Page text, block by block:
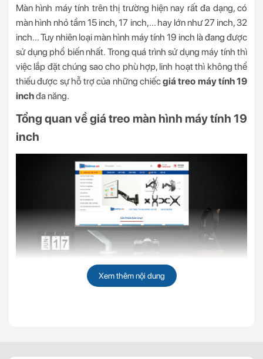
Màn hình máy tính trên thị trường hiện nay rất đa dạng, có
màn hình nhỏ tầm 15 inch, 17 inch,... hay lớn như 27 inch, 32
inch... Tuy nhiên loại màn hình máy tính 19 inch là đang được
sử dụng phổ biến nhất. Trong quá trình sử dụng máy tính thì
việc lắp đặt chúng sao cho phù hợp, linh hoạt thì không thể
thiếu được sự hỗ trợ của những chiếcgiá treo máy tính 19
inchđa năng.
Tổng quan về giá treo màn hình máy tính 19
inch
Xem thêm nội dung